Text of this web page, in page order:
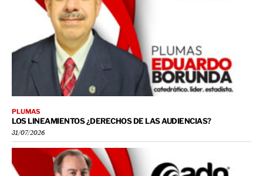
PLUMAS
LOS LINEAMIENTOS ¿DERECHOS DE LAS AUDIENCIAS?
31/07/2026